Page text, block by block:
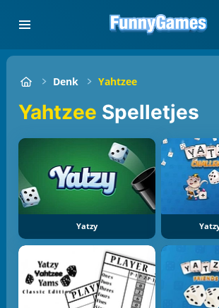
Denk Yahtzee
Yahtzee Spelletjes
Yatzy